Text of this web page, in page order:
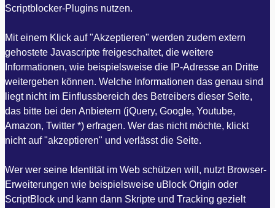
Scriptblocker-Plugins nutzen.
Mit einem Klick auf "Akzeptieren" werden zudem extern
gehostete Javascripte freigeschaltet, die weitere
Informationen, wie beispielsweise die IP-Adresse an Dritte
weitergeben können. Welche Informationen das genau sind
liegt nicht im Einflussbereich des Betreibers dieser Seite,
das bitte bei den Anbietern (jQuery, Google, Youtube,
Amazon, Twitter *) erfragen. Wer das nicht möchte, klickt
nicht auf "akzeptieren" und verlässt die Seite.
Wer wer seine Identität im Web schützen will, nutzt Browser-
Erweiterungen wie beispielsweise uBlock Origin oder
ScriptBlock und kann dann Skripte und Tracking gezielt